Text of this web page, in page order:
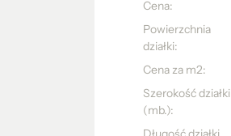
Cena:
Powierzchnia
działki:
Cena za m2:
Szerokość działki
(mb.):